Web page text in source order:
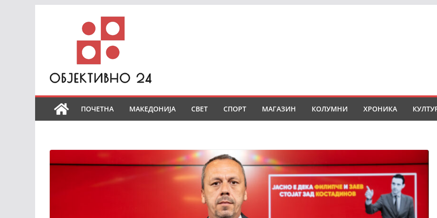
ПОЧЕТНА МАКЕДОНИЈА СВЕТ СПОРТ МАГАЗИН КОЛУМНИ ХРОНИКА